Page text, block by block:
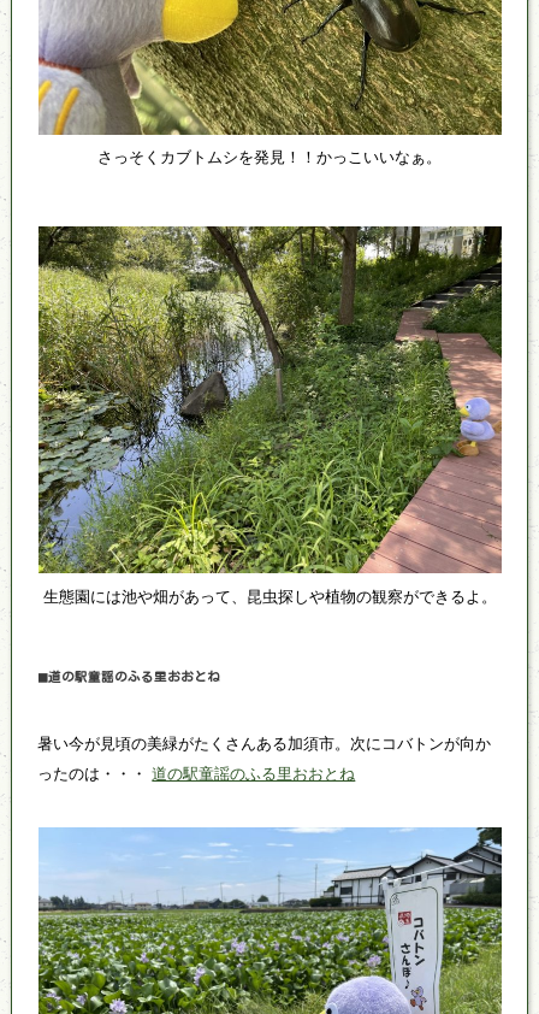
さっそくカブトムシを発見！！かっこいいなぁ。
生態園には池や畑があって、昆虫探しや植物の観察ができるよ。
◼道の駅童謡のふる里おおとね
暑い今が見頃の美緑がたくさんある加須市。次にコバトンが向か
ったのは・・・道の駅童謡のふる里おおとね